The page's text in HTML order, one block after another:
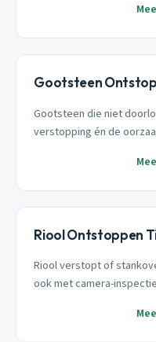
Gootsteen
Gootsteen die niet
verstopping én de
Riool Ontstoppen
Riool verstopt of
ook met camera-